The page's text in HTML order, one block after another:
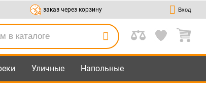
заказ через корзину Вход
Уличные Напольные